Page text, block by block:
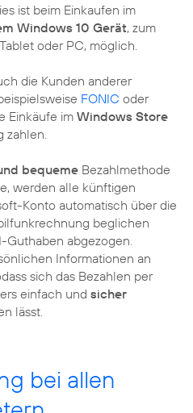
ist beim Einkaufen im
Windows 10 Gerät, zum
oder PC, möglich.
die Kunden anderer
FONIC oder
Einkäufe imWindows Store
zahlen.
bequeme Bezahlmethode
werden alle künftigen
Konto automatisch über die
beglichen
-Guthaben abgezogen.
Informationen an
sich das Bezahlen per
einfach und sicher
lässt.
bei allen